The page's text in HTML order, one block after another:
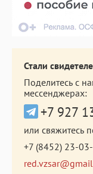
Стали
Поделитесь с
мессенджерах:
+7 927
или свяжитесь
+7 (8452) 23-